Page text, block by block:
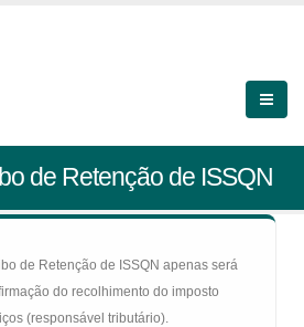
de Retenção de ISSQN
de Retenção de ISSQN apenas será
do recolhimento do imposto
(responsável tributário).